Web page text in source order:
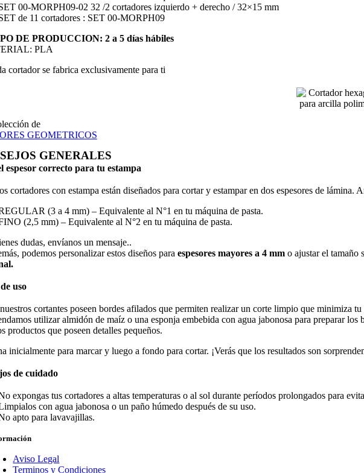
00-MORPH09-02 32 /2 cortadores izquierdo + derecho / 32×15 mm
de 11 cortadores : SET 00-MORPH09
DE PRODUCCION: 2 a 5 días hábiles
PLA
cortador se fabrica exclusivamente para ti
de
GEOMETRICOS
GENERALES
espesor correcto para tu estampa
cortadores con estampa están diseñados para cortar y estampar en dos espesores de
(3 a 4 mm) – Equivalente al N°1 en tu máquina de pasta.
(2,5 mm) – Equivalente al N°2 en tu máquina de pasta.
dudas, envíanos un mensaje..
podemos personalizar estos diseños paraespesores mayores a 4 mm o ajustar el tamaño
uso
cortantes poseen bordes afilados que permiten realizar un corte limpio que minimiza
utilizar almidón de maíz o una esponja embebida con agua jabonosa para preparar
productos que poseen detalles pequeños.
inicialmente para marcar y luego a fondo para cortar. ¡Verás que los resultados son
de cuidado
expongas tus cortadores a altas temperaturas o al sol durante períodos prolongados para
con agua jabonosa o un paño húmedo después de su uso.
apto para lavavajillas.
Aviso Legal
Terminos y Condiciones